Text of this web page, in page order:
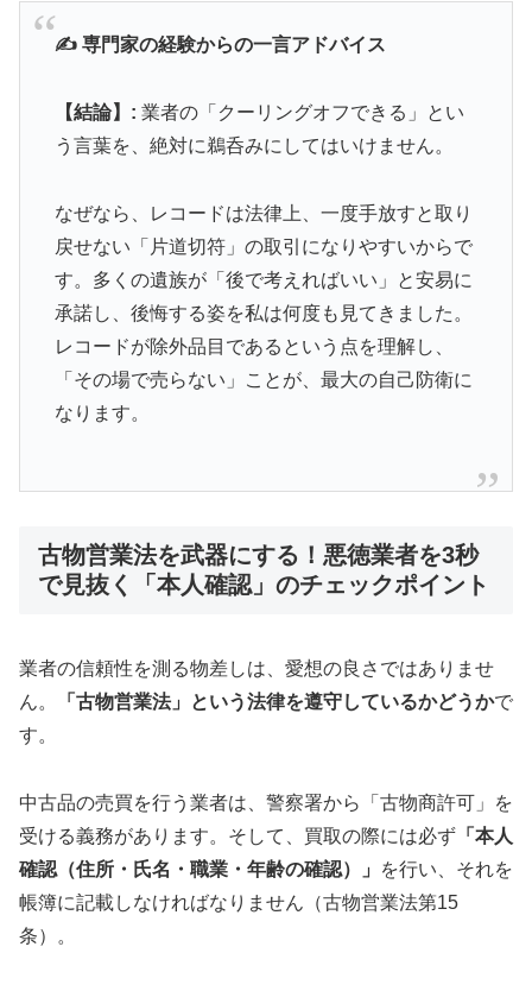
✍️ 専門家の経験からの一言アドバイス
【結論】: 業者の「クーリングオフできる」とい
う言葉を、絶対に鵜呑みにしてはいけません。
なぜなら、レコードは法律上、一度手放すと取り
戻せない「片道切符」の取引になりやすいからで
す。多くの遺族が「後で考えればいい」と安易に
承諾し、後悔する姿を私は何度も見てきました。
レコードが除外品目であるという点を理解し、
「その場で売らない」ことが、最大の自己防衛に
なります。
古物営業法を武器にする！悪徳業者を3秒
で見抜く「本人確認」のチェックポイント
業者の信頼性を測る物差しは、愛想の良さではありませ
ん。
「古物営業法」という法律を遵守しているかどうかで
す。
中古品の売買を行う業者は、警察署から「古物商許可」を
受ける義務があります。そして、買取の際には必ず 「本人
確認（住所・氏名・職業・年齢の確認）」
を行い、それを
帳簿に記載しなければなりません（古物営業法第15
条）。